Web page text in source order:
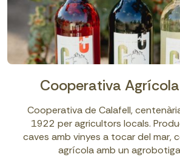
Cooperativa
Cooperativa de Calafell,
1922 per agricultors locals.
caves amb vinyes a tocar del mar,
agrícola amb un